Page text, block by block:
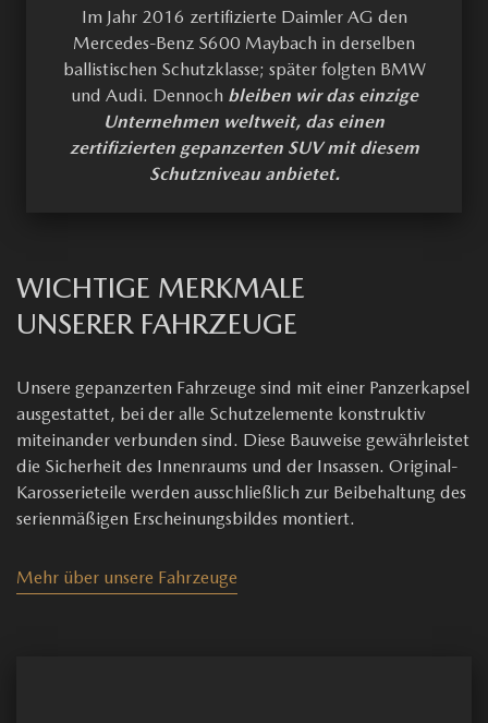
Im Jahr 2016 zertifizierte Daimler AG den
Mercedes-Benz S600 Maybach in derselben
ballistischen Schutzklasse; später folgten BMW
und Audi. Dennoch bleiben wir das einzige
Unternehmen weltweit, das einen
zertifizierten gepanzerten SUV mit diesem
Schutzniveau anbietet.
WICHTIGE MERKMALE
UNSERER FAHRZEUGE
Unsere gepanzerten Fahrzeuge sind mit einer Panzerkapsel
ausgestattet, bei der alle Schutzelemente konstruktiv
miteinander verbunden sind. Diese Bauweise gewährleistet
die Sicherheit des Innenraums und der Insassen. Original-
Karosserieteile werden ausschließlich zur Beibehaltung des
serienmäßigen Erscheinungsbildes montiert.
Mehr über unsere Fahrzeuge